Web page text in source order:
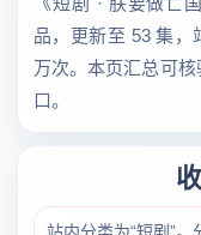
品，更新至 53 集，
万次。本页汇总可
口。